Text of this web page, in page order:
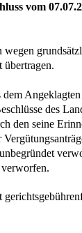
vom
übertragen.
Angeklagten
des
den seine